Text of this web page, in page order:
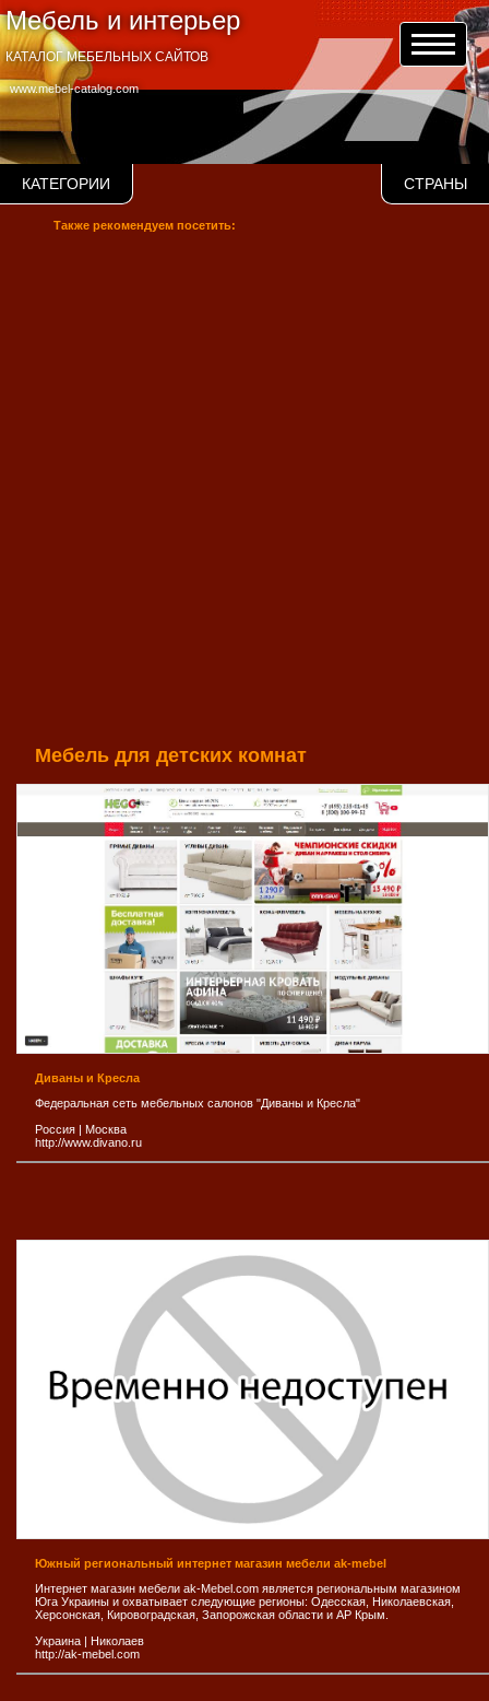
Мебель и интерьер
www.mebel-catalog.com
КАТАЛОГ МЕБЕЛЬНЫХ САЙТОВ
КАТЕГОРИИ СТРАНЫ
Также рекомендуем посетить:
Мебель для детских комнат
Диваны и Кресла
Федеральная сеть мебельных салонов "Диваны и Кресла"
Россия | Москва
http://www.divano.ru
Южный региональный интернет магазин мебели ak-mebel
Интернет магазин мебели ak-Mebel.com является региональным магазином
Юга Украины и охватывает следующие регионы: Одесская, Николаевская,
Херсонская, Кировоградская, Запорожская области и АР Крым.
Украина | Николаев
http://ak-mebel.com